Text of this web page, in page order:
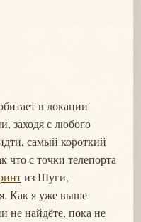
в локации
заходя с любого
самый короткий
что с точки телепорта
из Шуги,
Как я уже выше
не найдёте, пока не